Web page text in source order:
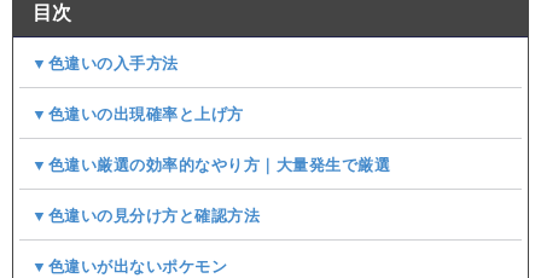
目次
▼色違いの入手方法
▼色違いの出現確率と上げ方
▼色違い厳選の効率的なやり方｜大量発生で厳選
▼色違いの見分け方と確認方法
▼色違いが出ないポケモン